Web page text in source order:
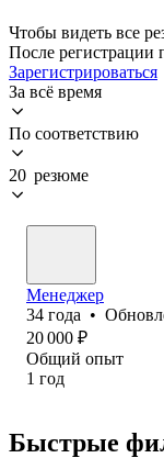
Чтобы видеть все
После регистрации
Зарегистрироваться
За всё время
По соответствию
20 резюме
Менеджер
34 года •
20 000 ₽
Общий опыт
1 год
Быстрые